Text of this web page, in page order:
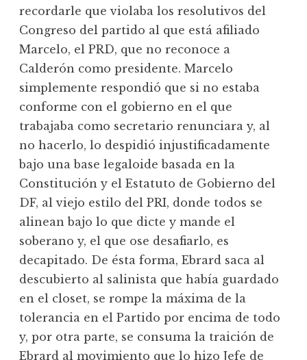
recordarle que violaba los resolutivos del
Congreso del partido al que está afiliado
Marcelo, el PRD, que no reconoce a
Calderón como presidente. Marcelo
simplemente respondió que si no estaba
conforme con el gobierno en el que
trabajaba como secretario renunciara y, al
no hacerlo, lo despidió injustificadamente
bajo una base legaloide basada en la
Constitución y el Estatuto de Gobierno del
DF, al viejo estilo del PRI, donde todos se
alinean bajo lo que dicte y mande el
soberano y, el que ose desafiarlo, es
decapitado. De ésta forma, Ebrard saca al
descubierto al salinista que había guardado
en el closet, se rompe la máxima de la
tolerancia en el Partido por encima de todo
y, por otra parte, se consuma la traición de
Ebrard al movimiento que lo hizo Jefe de